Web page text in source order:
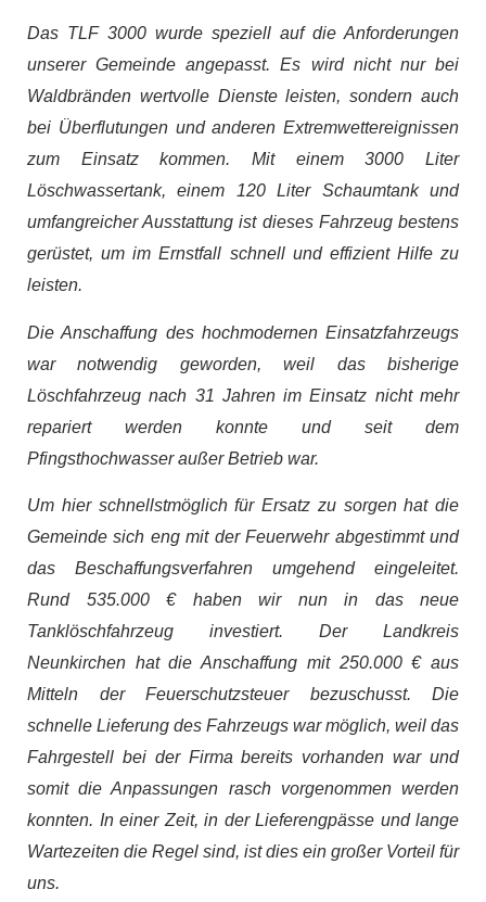
Das TLF 3000 wurde speziell auf die Anforderungen
unserer Gemeinde angepasst. Es wird nicht nur bei
Waldbränden wertvolle Dienste leisten, sondern auch
bei Überflutungen und anderen Extremwettereignissen
zum Einsatz kommen. Mit einem 3000 Liter
Löschwassertank, einem 120 Liter Schaumtank und
umfangreicher Ausstattung ist dieses Fahrzeug bestens
gerüstet, um im Ernstfall schnell und effizient Hilfe zu
leisten.
Die Anschaffung des hochmodernen Einsatzfahrzeugs
war notwendig geworden, weil das bisherige
Löschfahrzeug nach 31 Jahren im Einsatz nicht mehr
repariert werden konnte und seit dem
Pfingsthochwasser außer Betrieb war.
Um hier schnellstmöglich für Ersatz zu sorgen hat die
Gemeinde sich eng mit der Feuerwehr abgestimmt und
das Beschaffungsverfahren umgehend eingeleitet.
Rund 535.000 € haben wir nun in das neue
Tanklöschfahrzeug investiert. Der Landkreis
Neunkirchen hat die Anschaffung mit 250.000 € aus
Mitteln der Feuerschutzsteuer bezuschusst. Die
schnelle Lieferung des Fahrzeugs war möglich, weil das
Fahrgestell bei der Firma bereits vorhanden war und
somit die Anpassungen rasch vorgenommen werden
konnten. In einer Zeit, in der Lieferengpässe und lange
Wartezeiten die Regel sind, ist dies ein großer Vorteil für
uns.